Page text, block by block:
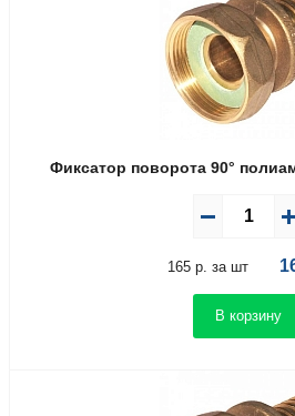
Фиксатор поворота 90°
165 р. за шт
В корзину